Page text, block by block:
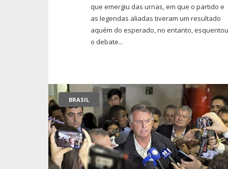
que emergiu das urnas, em que o partido e
as legendas aliadas tiveram um resultado
aquém do esperado, no entanto,
o debate...
BRASIL